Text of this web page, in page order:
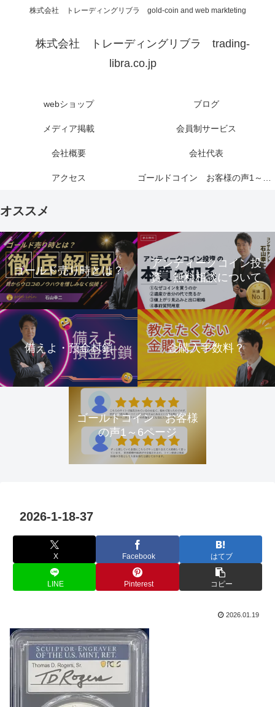
株式会社 トレーディングリブラ gold-coin and web markteting
株式会社 トレーディングリブラ trading-
libra.co.jp
webショップ ブログ
メディア掲載 会員制サービス
会社概要 会社代表
アクセス ゴールドコイン お客様の声1～6ページ
オススメ
ゴールド売り時とは？
アンティークコイン投
資 無料相談について
備えよ・預金封鎖 金購入手数料？
ゴールドコイン お客様
の声1～6ページ
2026-1-18-37
X Facebook はてブ
LINE Pinterest コピー
2026.01.19